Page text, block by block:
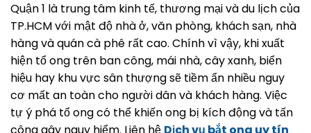
Quận 1 là trung tâm kinh tế, thương mại và du lịch của
TP.HCM với mật độ nhà ở, văn phòng, khách sạn, nhà
hàng và quán cà phê rất cao. Chính vì vậy, khi xuất
hiện tổ ong trên ban công, mái nhà, cây xanh, biển
hiệu hay khu vực sân thượng sẽ tiềm ẩn nhiều nguy
cơ mất an toàn cho người dân và khách hàng. Việc
tự ý phá tổ ong có thể khiến ong bị kích động và tấn